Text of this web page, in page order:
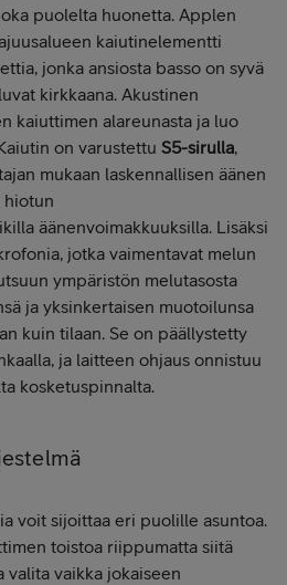
puolelta huonetta. Applen
kaiutinelementti
jonka ansiosta basso on syvä
kirkkaana. Akustinen
kaiuttimen alareunasta ja luo
on varustettu S5-sirulla,
mukaan laskennallisen äänen
hiotun
äänenvoimakkuuksilla. Lisäksi
jotka vaimentavat melun
ympäristön melutasosta
ja yksinkertaisen muotoilunsa
kuin tilaan. Se on päällystetty
ja laitteen ohjaus onnistuu
kosketuspinnalta.
voit sijoittaa eri puolille asuntoa.
toistoa riippumatta siitä
valita vaikka jokaiseen